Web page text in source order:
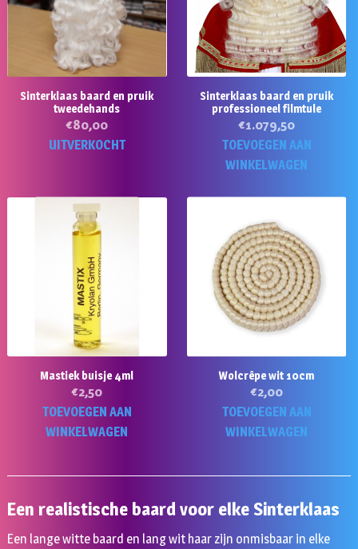
Sinterklaas baard en pruik
tweedehands
€80,00
UITVERKOCHT
Sinterklaas baard en pruik
professioneel filmtule
€1.079,50
TOEVOEGEN AAN
WINKELWAGEN
Mastiek buisje 4ml
€2,50
TOEVOEGEN AAN
WINKELWAGEN
Wolcrêpe wit 10cm
€2,00
TOEVOEGEN AAN
WINKELWAGEN
Een realistische baard voor elke Sinterklaas
Een lange witte baard en lang wit haar zijn onmisbaar in elke